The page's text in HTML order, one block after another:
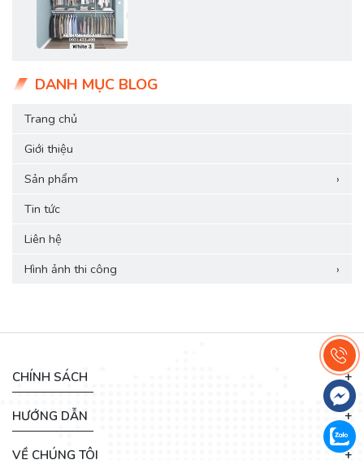
DANH MỤC BLOG
Trang chủ
Giới thiệu
Sản phẩm
›
Tin tức
Liên hệ
Hình ảnh thi công
›
CHÍNH SÁCH
HƯỚNG DẪN
VỀ CHÚNG TÔI